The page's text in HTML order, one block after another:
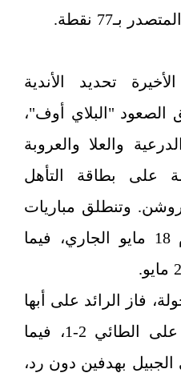
بـ77 نقطة.
تحديد الأندية
الصعود "البلاي أوف"،
والعلا والعروبة
على بطاقة التأهل
روشن. وتنطلق مباريات
نصف النهائي يوم 18 مايو الجاري، فيما
فاز الرائد على أبها
5-1، وتغلب جدة على الطائي 2-1، فيما
الجبيل بهدفين دون رد،